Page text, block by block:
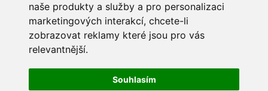
naše produkty a služby a pro personalizaci
marketingových interakcí, chcete-li
zobrazovat reklamy které jsou pro vás
relevantnější.
Souhlasím